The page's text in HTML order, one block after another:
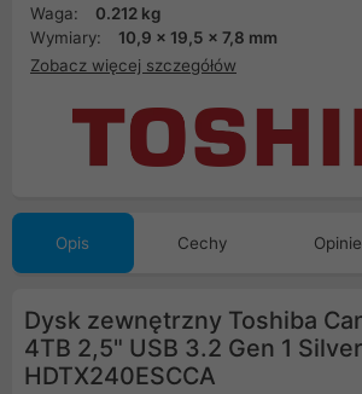
Waga:
0.212 kg
Wymiary:
‎10,9 x 19,5 x 7,8 mm
Zobacz więcej szczegółów
Opis Cechy Opinie
Dysk zewnętrzny Toshiba
4TB 2,5" USB 3.2 Gen 1 Silver
HDTX240ESCCA